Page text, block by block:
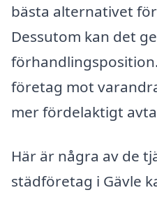
bästa alternativet
Dessutom kan det
företag mot
mer fördelaktigt
Här är några av de
städföretag i Gävle